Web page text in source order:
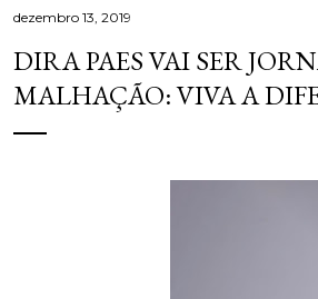
dezembro 13, 2019
DIRA PAES VAI SER
MALHAÇÃO: VIVA A